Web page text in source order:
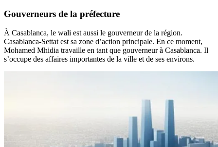
Gouverneurs de la préfecture
À Casablanca, le wali est aussi le gouverneur de la région.
Casablanca-Settat est sa zone d’action principale. En ce moment,
Mohamed Mhidia travaille en tant que gouverneur à Casablanca. Il
s’occupe des affaires importantes de la ville et de ses environs.